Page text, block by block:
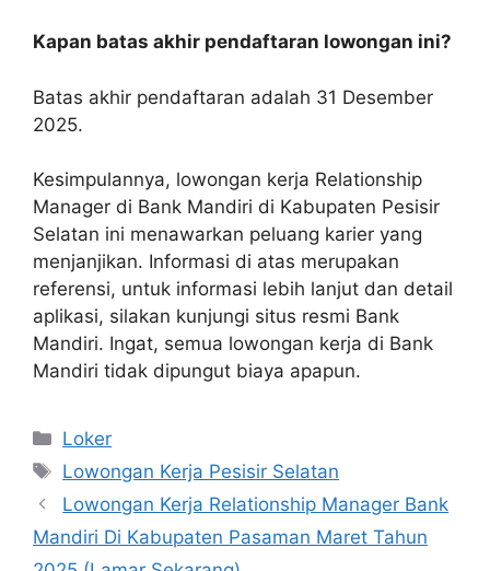
Kapan batas akhir pendaftaran lowongan ini?
Batas akhir pendaftaran adalah 31 Desember
2025.
Kesimpulannya, lowongan kerja Relationship
Manager di Bank Mandiri di Kabupaten Pesisir
Selatan ini menawarkan peluang karier yang
menjanjikan. Informasi di atas merupakan
referensi, untuk informasi lebih lanjut dan detail
aplikasi, silakan kunjungi situs resmi Bank
Mandiri. Ingat, semua lowongan kerja di Bank
Mandiri tidak dipungut biaya apapun.
Kategori
Loker
Tag
Lowongan Kerja Pesisir Selatan
Lowongan Kerja Relationship Manager Bank
Mandiri Di Kabupaten Pasaman Maret Tahun